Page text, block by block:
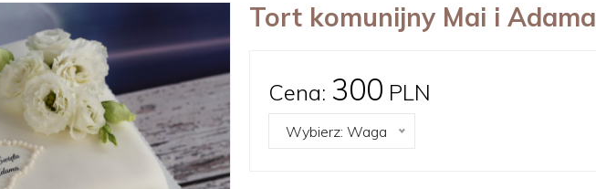
Tort komunijny Mai i Adama
Cena: 300 PLN
Wybierz: Waga